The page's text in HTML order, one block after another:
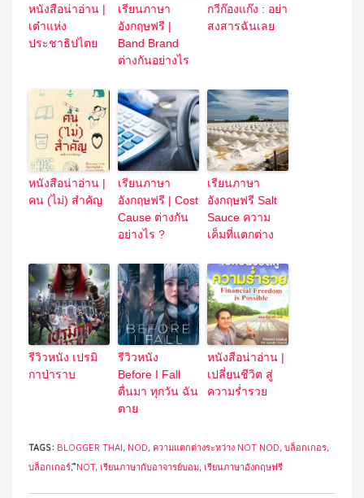
หนังสือน่าอ่าน |
เต๋าแห่ง
ประชาธิปไตย
เรียนภาษา
อังกฤษฟรี |
Band Brand
ต่างกันอย่างไร
กวีก๊องแก๊ง : อย่า
สงสารฉันเลย
หนังสือน่าอ่าน |
คน (ไม่) สำคัญ
เรียนภาษา
อังกฤษฟรี | Cost
Cause ต่างกัน
อย่างไร ?
เรียนภาษา
อังกฤษฟรี Salt
Sauce ความ
เค็มที่แตกต่าง
รีวิวหนัง เปรมิ
กาป่าราบ
รีวิวหนัง
Before I Fall
ตื่นมา ทุกวัน ฉัน
ตาย
หนังสือน่าอ่าน |
เปลี่ยนชีวิต สู่
ความร่ำรวย
TAGS: BLOGGER THAI, NOD, ความแตกต่างระหว่าง NOT NOD, บล็อกเกอร,
บล็อกเกอร์,ืNOT, เรียนภาษากับอาจารย์บอม, เรียนภาษาอังกฤษฟรี